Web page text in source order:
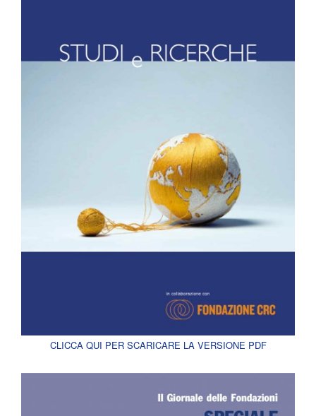
CLICCA QUI PER SCARICARE LA VERSIONE PDF